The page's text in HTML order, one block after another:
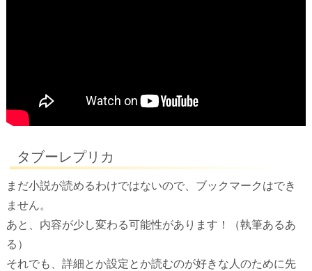
タブーレプリカ
まだ小説が読めるわけではないので、ブックマークはでき
ません。
あと、内容が少し変わる可能性があります！（執筆あるあ
る）
それでも、詳細とか設定とか読むのが好きな人のために先